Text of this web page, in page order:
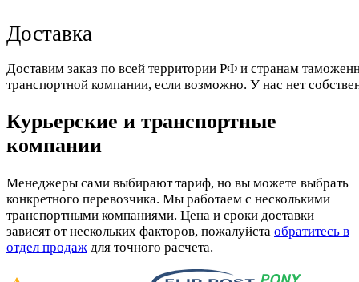
Доставка
Доставим заказ по всей территории РФ и странам
транспортной компании, если возможно. У нас нет
Курьерские и транспортные
компании
Менеджеры сами выбирают тариф, но вы можете выбрать
конкретного перевозчика. Мы работаем с несколькими
транспортными компаниями. Цена и сроки доставки
зависят от нескольких факторов, пожалуйста обратитесь в
отдел продаж для точного расчета.